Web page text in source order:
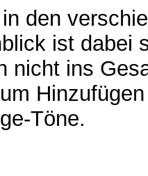
den
ist dabei
nicht ins
Töne.